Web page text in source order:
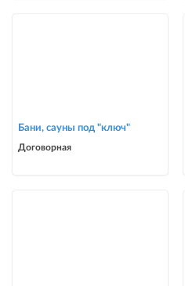
Бани, сауны под "ключ"
Договорная